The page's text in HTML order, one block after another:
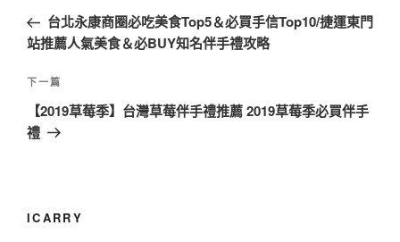
導
覽
一
篇
章
台北永康商圈必吃美食Top5＆必買手信Top10/捷運東門
站推薦人氣美食＆必BUY知名伴手禮攻略
下
一
篇
下一篇
【2019草莓季】台灣草莓伴手禮推薦 2019草莓季必買伴手
禮
ICARRY